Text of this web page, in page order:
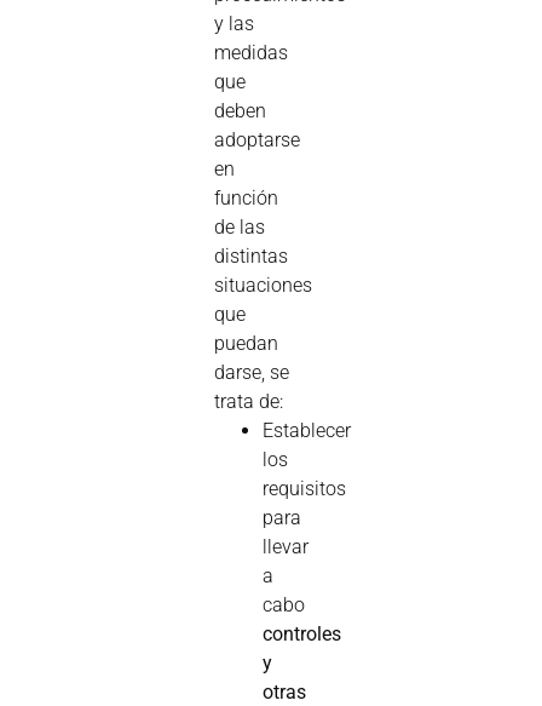
y las
medidas
que
deben
adoptarse
en
función
de las
distintas
situaciones
que
puedan
darse, se
trata de:
Establecer
los
requisitos
para
llevar
a
cabo
controles
y
otras